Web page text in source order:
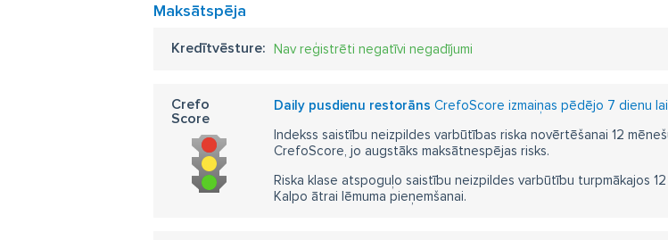
Maksātspēja
Kredītvēsture: Nav reģistrēti negatīvi negadījumi
Crefo
Score
Daily pusdienu restorāns CrefoScore izmaiņas pēdējo 7 dienu
Indekss saistību neizpildes varbūtības riska novērtēšanai 12
CrefoScore, jo augstāks maksātnespējas risks.
Riska klase atspoguļo saistību neizpildes varbūtību turpmākajos
Kalpo ātrai lēmuma pieņemšanai.